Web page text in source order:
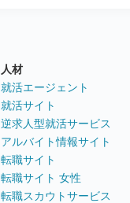
人材
就活エージェント
就活サイト
逆求人型就活サービス
アルバイト情報サイト
転職サイト
転職サイト 女性
転職スカウトサービス